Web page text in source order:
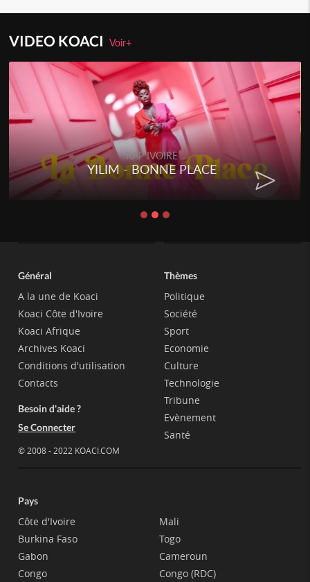
VIDEO KOACIVoir+
RAP IVOIRE
RENARD BARAKISSA - DOS DE
CHAT
Général
A la une de Koaci
Koaci Côte d'Ivoire
Koaci Afrique
Archives Koaci
Conditions d'utilisation
Contacts
Besoin d'aide ?
Se Connecter
© 2008 - 2022 KOACI.COM
Thèmes
Politique
Société
Sport
Economie
Culture
Technologie
Tribune
Evènement
Santé
Pays
Côte d'Ivoire
Burkina Faso
Gabon
Congo
Mali
Togo
Cameroun
Congo (RDC)